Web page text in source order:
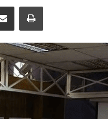
Enviar vía email Imprimir